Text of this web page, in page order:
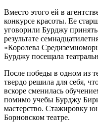
Вместо этого ей в
конкурсе красоты. Ее
уговорили Бурджу
результате
«Королева
Бурджу посещала
После победы в одном из
твердо решила для себя,
вскоре сменилась
помимо учебы Бурджу
мастерство. Стажировку
Борновском театре.